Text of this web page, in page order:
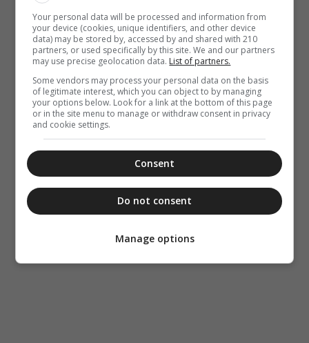
Your personal data will be processed and information from
your device (cookies, unique identifiers, and other device
data) may be stored by, accessed by and shared with 210
partners, or used specifically by this site. We and our partners
may use precise geolocation data. List of partners.
Some vendors may process your personal data on the basis
of legitimate interest, which you can object to by managing
your options below. Look for a link at the bottom of this page
or in the site menu to manage or withdraw consent in privacy
and cookie settings.
Consent
Do not consent
Manage options